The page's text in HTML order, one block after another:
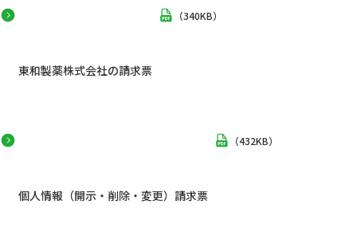
東和製薬株式会社の請求票
（340KB）
個人情報（開示・削除・変更）請求票
（432KB）